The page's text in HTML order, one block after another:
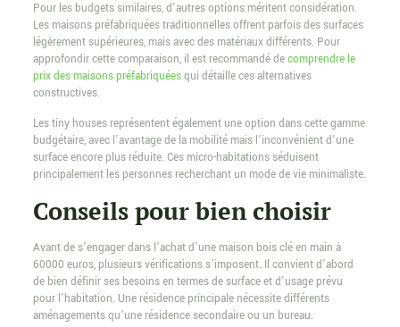
Pour les budgets similaires, d’autres options méritent considération.
Les maisons préfabriquées traditionnelles offrent parfois des surfaces
légèrement supérieures, mais avec des matériaux différents. Pour
approfondir cette comparaison, il est recommandé decomprendre le
prix des maisons préfabriquéesqui détaille ces alternatives
constructives.
Les tiny houses représentent également une option dans cette gamme
budgétaire, avec l’avantage de la mobilité mais l’inconvénient d’une
surface encore plus réduite. Ces micro-habitations séduisent
principalement les personnes recherchant un mode de vie minimaliste.
Conseils pour bien choisir
Avant de s’engager dans l’achat d’une maison bois clé en main à
60000 euros, plusieurs vérifications s’imposent. Il convient d’abord
de bien définir ses besoins en termes de surface et d’usage prévu
pour l’habitation. Une résidence principale nécessite différents
aménagements qu’une résidence secondaire ou un bureau.